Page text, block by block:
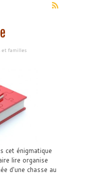
et familles
cet énigmatique
lire organise
d'une chasse au